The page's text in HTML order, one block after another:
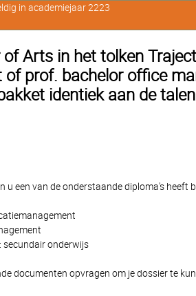
Arts in het tolken
prof. bachelor office
identiek aan de
u een van de onderstaande diploma's heeft
secundair onderwijs
documenten opvragen om je dossier te
in academiejaar 2223